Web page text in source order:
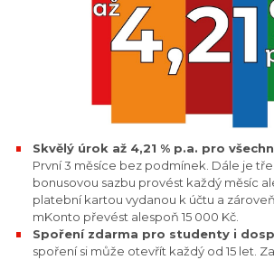
Skvělý úrok až 4,21 % p.a. pro
První 3 měsíce bez podmínek. Dále je
bonusovou sazbu provést každý měsíc
platební kartou vydanou k účtu a
mKonto převést alespoň 15 000 Kč.
Spoření zdarma pro studenty i
spoření si může otevřít každý od 15 let.